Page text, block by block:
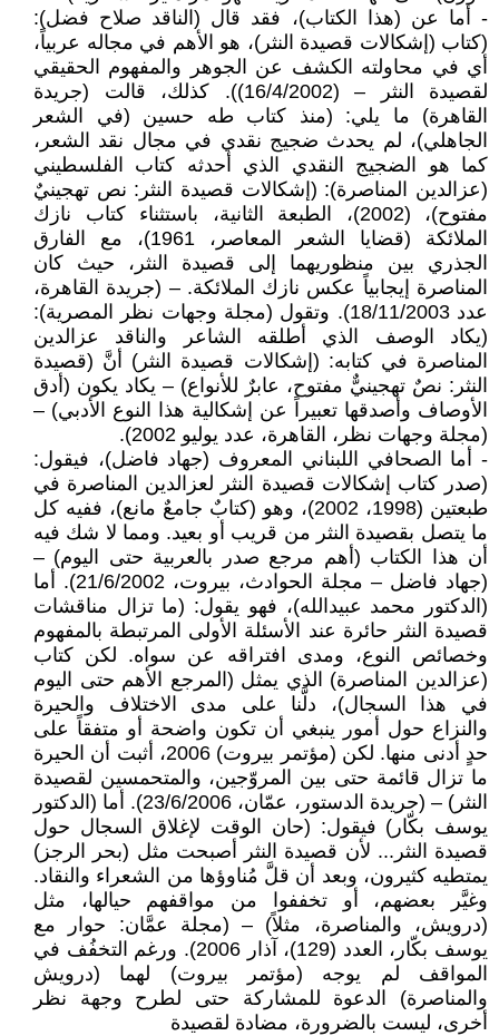
- أما عن (هذا الكتاب)، فقد قال (الناقد صلاح فضل):
(كتاب (إشكالات قصيدة النثر)، هو الأهم في مجاله عربياً،
أي في محاولته الكشف عن الجوهر والمفهوم الحقيقي
لقصيدة النثر – (16/4/2002)). كذلك، قالت (جريدة
القاهرة) ما يلي: (منذ كتاب طه حسين (في الشعر
الجاهلي)، لم يحدث ضجيج نقدي في مجال نقد الشعر،
كما هو الضجيج النقدي الذي أحدثه كتاب الفلسطيني
(عزالدين المناصرة): (إشكالات قصيدة النثر: نص تهجينيٌ
مفتوح)، (2002)، الطبعة الثانية، باستثناء كتاب نازك
الملائكة (قضايا الشعر المعاصر، 1961)، مع الفارق
الجذري بين منظوريهما إلى قصيدة النثر، حيث كان
المناصرة إيجابياً عكس نازك الملائكة. – (جريدة القاهرة،
عدد 18/11/2003). وتقول (مجلة وجهات نظر المصرية):
(يكاد الوصف الذي أطلقه الشاعر والناقد عزالدين
المناصرة في كتابه: (إشكالات قصيدة النثر) أنَّ (قصيدة
النثر: نصٌ تهجينيٌّ مفتوح، عابرٌ للأنواع) – يكاد يكون (أدق
الأوصاف وأصدقها تعبيراً عن إشكالية هذا النوع الأدبي) –
(مجلة وجهات نظر، القاهرة، عدد يوليو 2002).
- أما الصحافي اللبناني المعروف (جهاد فاضل)، فيقول:
(صدر كتاب إشكالات قصيدة النثر لعزالدين المناصرة في
طبعتين (1998، 2002)، وهو (كتابٌ جامعٌ مانع)، ففيه كل
ما يتصل بقصيدة النثر من قريب أو بعيد. ومما لا شك فيه
أن هذا الكتاب (أهم مرجع صدر بالعربية حتى اليوم) –
(جهاد فاضل – مجلة الحوادث، بيروت، 21/6/2002). أما
(الدكتور محمد عبيدالله)، فهو يقول: (ما تزال مناقشات
قصيدة النثر حائرة عند الأسئلة الأولى المرتبطة بالمفهوم
وخصائص النوع، ومدى افتراقه عن سواه. لكن كتاب
(عزالدين المناصرة) الذي يمثل (المرجع الأهم حتى اليوم
في هذا السجال)، دلَّنا على مدى الاختلاف والحيرة
والنزاع حول أمور ينبغي أن تكون واضحة أو متفقاً على
حدٍ أدنى منها. لكن (مؤتمر بيروت) 2006، أثبت أن الحيرة
ما تزال قائمة حتى بين المروّجين، والمتحمسين لقصيدة
النثر) – (جريدة الدستور، عمّان، 23/6/2006). أما (الدكتور
يوسف بكّار) فيقول: (حان الوقت لإغلاق السجال حول
قصيدة النثر... لأن قصيدة النثر أصبحت مثل (بحر الرجز)
يمتطيه كثيرون، وبعد أن قلَّ مُناوؤها من الشعراء والنقاد.
وغيَّر بعضهم، أو تخففوا من مواقفهم حيالها، مثل
(درويش، والمناصرة، مثلاً) – (مجلة عمَّان: حوار مع
يوسف بكّار، العدد (129)، آذار 2006). ورغم التخفُف في
المواقف لم يوجه (مؤتمر بيروت) لهما (درويش
والمناصرة) الدعوة للمشاركة حتى لطرح وجهة نظر
أخرى، ليست بالضرورة، مضادة لقصيدة